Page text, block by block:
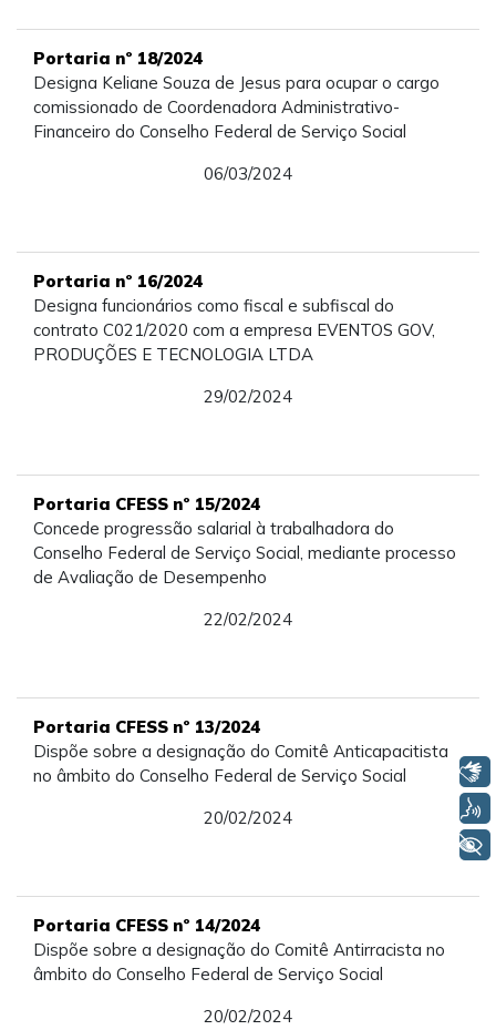
Portaria nº 18/2024
Designa Keliane Souza de Jesus para ocupar o cargo
comissionado de Coordenadora Administrativo-
Financeiro do Conselho Federal de Serviço Social
06/03/2024
Portaria nº 16/2024
Designa funcionários como fiscal e subfiscal do
contrato C021/2020 com a empresa EVENTOS GOV,
PRODUÇÕES E TECNOLOGIA LTDA
29/02/2024
Portaria CFESS nº 15/2024
Concede progressão salarial à trabalhadora do
Conselho Federal de Serviço Social, mediante processo
de Avaliação de Desempenho
22/02/2024
Portaria CFESS nº 13/2024
Dispõe sobre a designação do Comitê Anticapacitista
no âmbito do Conselho Federal de Serviço Social
20/02/2024
Portaria CFESS nº 14/2024
Dispõe sobre a designação do Comitê Antirracista no
âmbito do Conselho Federal de Serviço Social
20/02/2024
Libras